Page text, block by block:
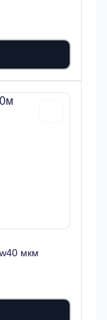
мкм